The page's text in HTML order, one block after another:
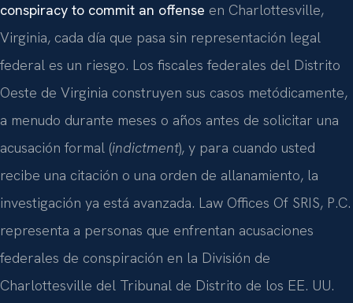
conspiracy to commit an offense en Charlottesville,
Virginia, cada día que pasa sin representación legal
federal es un riesgo. Los fiscales federales del Distrito
Oeste de Virginia construyen sus casos metódicamente,
a menudo durante meses o años antes de solicitar una
acusación formal (indictment), y para cuando usted
recibe una citación o una orden de allanamiento, la
investigación ya está avanzada. Law Offices Of SRIS, P.C.
representa a personas que enfrentan acusaciones
federales de conspiración en la División de
Charlottesville del Tribunal de Distrito de los EE. UU.